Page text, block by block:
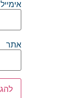
אימייל
אתר